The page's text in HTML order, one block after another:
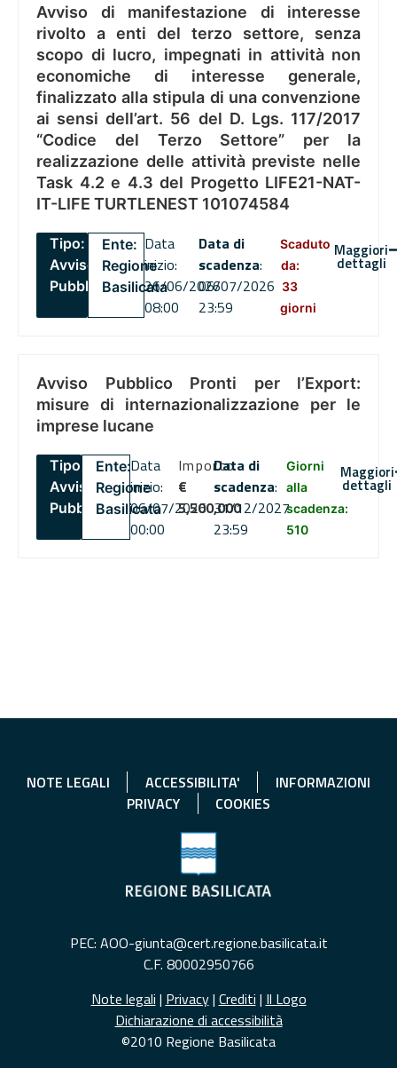
Avviso di manifestazione di interesse
rivolto a enti del terzo settore, senza
scopo di lucro, impegnati in attività non
economiche di interesse generale,
finalizzato alla stipula di una convenzione
ai sensi dell’art. 56 del D. Lgs. 117/2017
“Codice del Terzo Settore” per la
realizzazione delle attività previste nelle
Task 4.2 e 4.3 del Progetto LIFE21-NAT-
IT-LIFE TURTLENEST 101074584
Tipo:
Avviso
Pubblico
Ente:
Regione
Basilicata
Data
inizio:
26/06/2026
08:00
Data di
scadenza:
06/07/2026
23:59
Scaduto
da:
33
giorni
Maggiori
dettagli
Avviso Pubblico Pronti per l’Export:
misure di internazionalizzazione per le
imprese lucane
Tipo:
Avviso
Pubblico
Ente:
Regione
Basilicata
Data
inizio:
06/07/2026
00:00
Importo
€
5,500,000
Data di
scadenza:
31/12/2027
23:59
Giorni
alla
scadenza:
510
Maggiori
dettagli
NOTE LEGALI ACCESSIBILITA'
INFORMAZIONI
PRIVACY
COOKIES
PEC: AOO-giunta@cert.regione.basilicata.it
C.F. 80002950766
Note legali | Privacy| Crediti | Il Logo
Dichiarazione di accessibilità
©2010 Regione Basilicata